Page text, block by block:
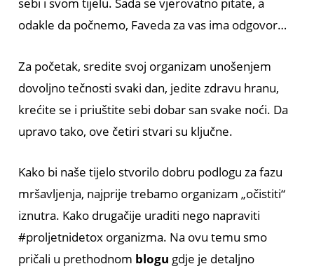
sebi i svom tijelu. Sada se vjerovatno pitate, a
odakle da počnemo, Faveda za vas ima odgovor…
Za početak, sredite svoj organizam unošenjem
dovoljno tečnosti svaki dan, jedite zdravu hranu,
krećite se i priuštite sebi dobar san svake noći. Da
upravo tako, ove četiri stvari su ključne.
Kako bi naše tijelo stvorilo dobru podlogu za fazu
mršavljenja, najprije trebamo organizam „očistiti“
iznutra. Kako drugačije uraditi nego napraviti
#proljetnidetox organizma. Na ovu temu smo
pričali u prethodnom blogu gdje je detaljno